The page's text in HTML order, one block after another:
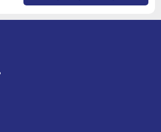
– это реальная
свои жилищные условия в
бюджета.